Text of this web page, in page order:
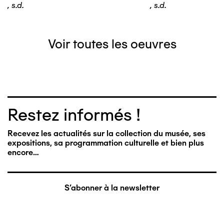
, s.d.
, s.d.
Voir toutes les oeuvres
Restez informés !
Recevez les actualités sur la collection du musée, ses
expositions, sa programmation culturelle et bien plus
encore…
S'abonner à la newsletter